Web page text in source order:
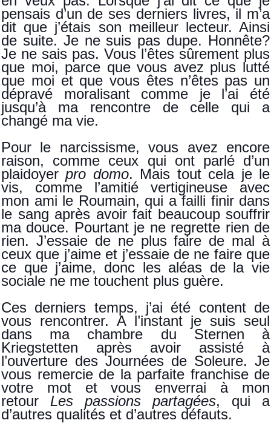
pensais d’un de ses derniers livres, il m’a
dit que j’étais son meilleur lecteur. Ainsi
de suite. Je ne suis pas dupe. Honnête?
Je ne sais pas. Vous l’êtes sûrement plus
que moi, parce que vous avez plus lutté
que moi et que vous êtes n’êtes pas un
dépravé moralisant comme je l’ai été
jusqu’à ma rencontre de celle qui a
changé ma vie.
Pour le narcissisme, vous avez encore
raison, comme ceux qui ont parlé d’un
plaidoyerpro domo. Mais tout cela je le
vis, comme l’amitié vertigineuse avec
mon ami le Roumain, qui a failli finir dans
le sang après avoir fait beaucoup souffrir
ma douce. Pourtant je ne regrette rien de
rien. J’essaie de ne plus faire de mal à
ceux que j’aime et j’essaie de ne faire que
ce que j’aime, donc les aléas de la vie
sociale ne me touchent plus guère.
Ces derniers temps, j’ai été content de
vous rencontrer. A l’instant je suis seul
dans ma chambre du Sternen à
Kriegstetten après avoir assisté à
l’ouverture des Journées de Soleure. Je
vous remercie de la parfaite franchise de
votre mot et vous enverrai à mon
retour Les passions partagées, qui a
d’autres qualités et d’autres défauts.